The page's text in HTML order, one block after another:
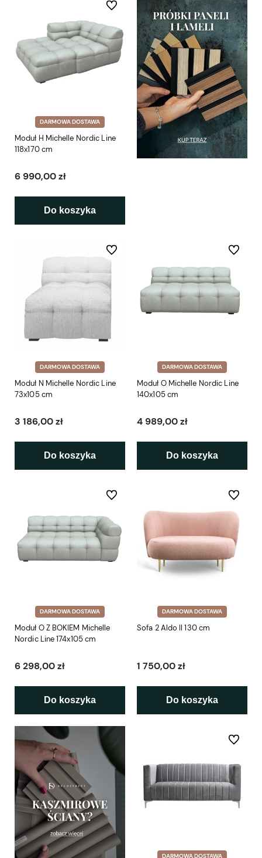
DARMOWA DOSTAWA
Moduł H Michelle Nordic Line
118x170 cm
6 990,00 zł
Do koszyka
Do ulubionych
DARMOWA DOSTAWA
Moduł N Michelle Nordic Line
73x105 cm
3 186,00 zł
Do koszyka
Do ulubionych
DARMOWA DOSTAWA
Moduł O Michelle Nordic Line
140x105 cm
4 989,00 zł
Do koszyka
Do
DARMOWA DOSTAWA
Moduł O Z BOKIEM Michelle
Nordic Line 174x105 cm
6 298,00 zł
Do koszyka
Do ulubionych
DARMOWA DOSTAWA
Sofa 2 Aldo II 130 cm
1 750,00 zł
Do koszyka
Do
DARMOWA DOSTAWA
Do